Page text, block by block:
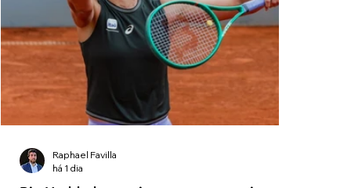
Raphael Favilla
há 1 dia